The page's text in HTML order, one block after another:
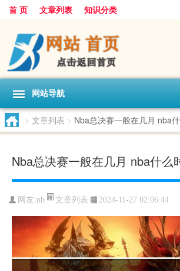
首 页 文章列表 知识分类
网站导航
> 文章列表 > Nba总决赛一般在几月 nba
Nba总决赛一般在几月 nba什么
网友:nb 文章列表 2024-11-27 02:06:44